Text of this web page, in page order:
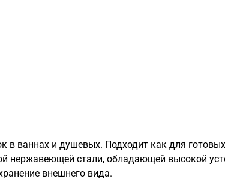
в ваннах и душевых. Подходит как для
нержавеющей стали, обладающей высокой
внешнего вида.